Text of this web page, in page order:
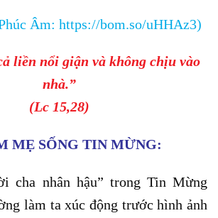
Âm: https://bom.so/uHHAz3)
liền nổi giận và không chịu vào
nhà.”
(Lc 15,28)
MẸ SỐNG TIN MỪNG:
cha nhân hậu” trong Tin Mừng
làm ta xúc động trước hình ảnh